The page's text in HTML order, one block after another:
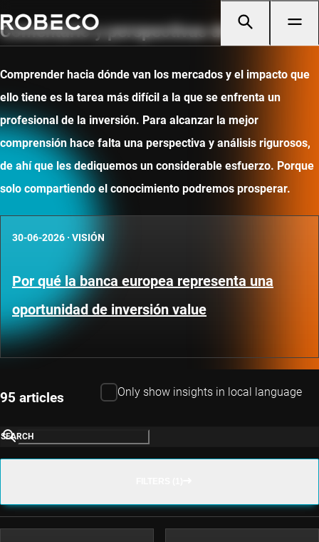
Comentario y perspectivas de mercado
Comprender hacia dónde van los mercados y el impacto que
ello tiene es la tarea más difícil a la que se enfrenta un
profesional de la inversión. Para alcanzar la mejor
comprensión hace falta una perspectiva y análisis rigurosos,
de ahí que les dediquemos un considerable esfuerzo. Porque
solo compartiendo el conocimiento podremos prosperar.
30-06-2026 · VISIÓN
Por qué la banca europea representa una
oportunidad de inversión value
95 articles Only show insights in local language
SEARCH